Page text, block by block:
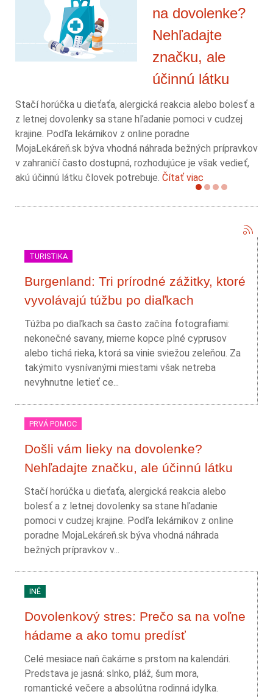
na dovolenke?
Nehľadajte
značku, ale
účinnú látku
Stačí horúčka u dieťaťa, alergická reakcia alebo bolesť a
z letnej dovolenky sa stane hľadanie pomoci v cudzej
krajine. Podľa lekárnikov z online poradne
MojaLekáreň.sk býva vhodná náhrada bežných prípravkov
v zahraničí často dostupná, rozhodujúce je však vedieť,
akú účinnú látku človek potrebuje. Čítať viac
TURISTIKA
Burgenland: Tri prírodné zážitky, ktoré
vyvolávajú túžbu po diaľkach
Túžba po diaľkach sa často začína fotografiami:
nekonečné savany, mierne kopce plné cyprusov
alebo tichá rieka, ktorá sa vinie sviežou zeleňou. Za
takýmito vysnívanými miestami však netreba
nevyhnutne letieť ce...
PRVÁ POMOC
Došli vám lieky na dovolenke?
Nehľadajte značku, ale účinnú látku
Stačí horúčka u dieťaťa, alergická reakcia alebo
bolesť a z letnej dovolenky sa stane hľadanie
pomoci v cudzej krajine. Podľa lekárnikov z online
poradne MojaLekáreň.sk býva vhodná náhrada
bežných prípravkov v...
INÉ
Dovolenkový stres: Prečo sa na voľne
hádame a ako tomu predísť
Celé mesiace naň čakáme s prstom na kalendári.
Predstava je jasná: slnko, pláž, šum mora,
romantické večere a absolútna rodinná idylka.